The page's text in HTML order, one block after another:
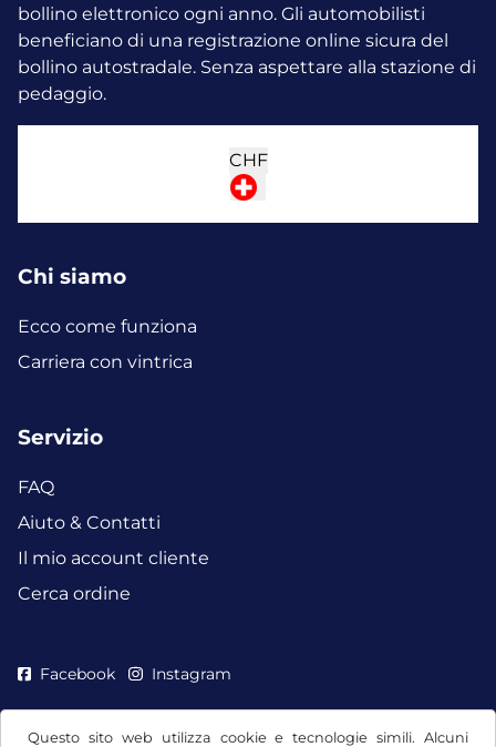
Questo sito web utilizza cookie e tecnologie simili. Alcuni
bollino elettronico ogni anno. Gli automobilisti
beneficiano di una registrazione online sicura del
bollino autostradale. Senza aspettare alla stazione di
pedaggio.
CHF
Chi siamo
Ecco come funziona
Carriera con vintrica
Servizio
FAQ
Aiuto & Contatti
Il mio account cliente
Cerca ordine
Facebook Instagram